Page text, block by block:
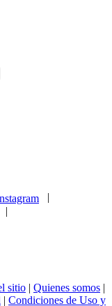
|
sitio | Quienes somos |
| Condiciones de Uso y